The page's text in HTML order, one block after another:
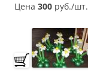
Цена 300 руб./шт.